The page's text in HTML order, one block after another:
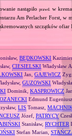
nastąpiłoprawd. w
Am Perlacher Forst, w
szczątków ofiar
BĘDKOWSKI
CIESIELSKI Władysław
Jan,GAJEWICZ
GUZOWSKI
Dominik, KASPROWICZ
Edmund
LIS Tomasz,
Józef, PATRYCY
Stanisław, RYCHTER
Stefan Marian,